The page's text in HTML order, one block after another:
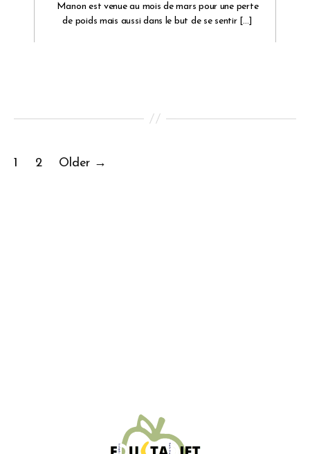
Manon est venue au mois de mars pour une perte
de poids mais aussi dans le but de se sentir […]
Posts
1 2 Older →